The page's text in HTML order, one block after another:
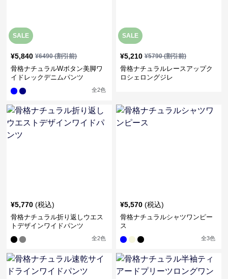
SALE
¥5,840 ¥6490(割引前)
骨格ナチュラルWボタン美脚ワ
イドレックデニムパンツ
全2色
SALE
¥5,210 ¥5790(割引前)
骨格ナチュラルレースアップク
ロシェロングジレ
¥5,770 (税込)
骨格ナチュラル折り返しウエス
トデザインワイドパンツ
全2色
¥5,570 (税込)
骨格ナチュラルシャツワンピー
ス
全3色